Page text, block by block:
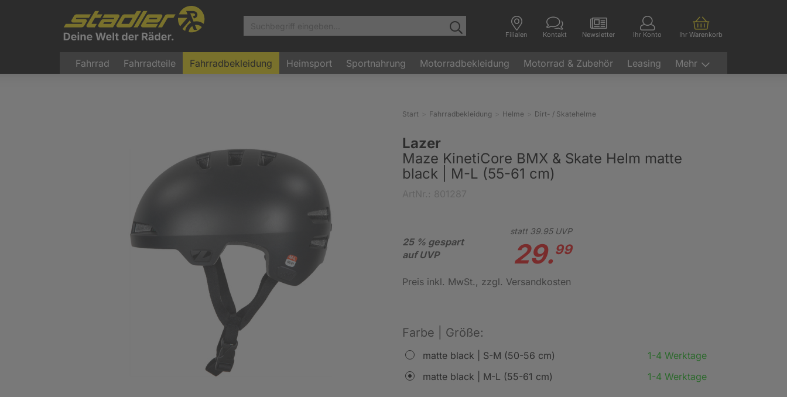
Filialen Kontakt Newsletter Ihr Konto Ihr Warenkorb
Fahrrad Fahrradteile Fahrradbekleidung Heimsport Sportnahrung Motorradbekleidung Motorrad & Zubehör Leasing Mehr
Start Fahrradbekleidung Helme Dirt- / Skatehelme
Lazer
Maze KinetiCore BMX & Skate Helm matte
black | M-L (55-61 cm)
25 % gespart
auf UVP
statt 39.95UVP
29.99
Preis inkl. MwSt., zzgl. Versandkosten
Farbe | Größe:
matte black | S-M (50-56 cm)
1-4 Werktage
matte black | M-L (55-61 cm)
1-4 Werktage